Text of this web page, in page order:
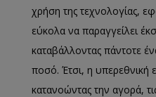
χρήση της τεχνολογίας,
εύκολα να παραγγείλει
καταβάλλοντας πάντοτε
ποσό. Έτσι, η υπερεθνική
κατανοώντας την αγορά,